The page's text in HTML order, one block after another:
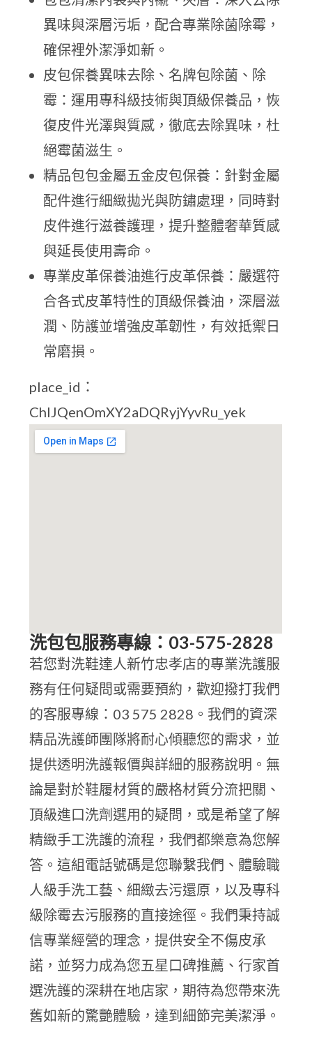
異味與深層污垢，配合專業除菌除霉，
確保裡外潔淨如新。
皮包保養異味去除、名牌包除菌、除
霉：運用專科級技術與頂級保養品，恢
復皮件光澤與質感，徹底去除異味，杜
絕霉菌滋生。
精品包包金屬五金皮包保養：針對金屬
配件進行細緻拋光與防鏽處理，同時對
皮件進行滋養護理，提升整體奢華質感
與延長使用壽命。
專業皮革保養油進行皮革保養：嚴選符
合各式皮革特性的頂級保養油，深層滋
潤、防護並增強皮革韌性，有效抵禦日
常磨損。
place_id：
ChIJQenOmXY2aDQRyjYyvRu_yek
洗包包服務專線：03-575-2828
若您對洗鞋達人新竹忠孝店的專業洗護服
務有任何疑問或需要預約，歡迎撥打我們
的客服專線：03 575 2828。我們的資深
精品洗護師團隊將耐心傾聽您的需求，並
提供透明洗護報價與詳細的服務說明。無
論是對於鞋履材質的嚴格材質分流把關、
頂級進口洗劑選用的疑問，或是希望了解
精緻手工洗護的流程，我們都樂意為您解
答。這組電話號碼是您聯繫我們、體驗職
人級手洗工藝、細緻去污還原，以及專科
級除霉去污服務的直接途徑。我們秉持誠
信專業經營的理念，提供安全不傷皮承
諾，並努力成為您五星口碑推薦、行家首
選洗護的深耕在地店家，期待為您帶來洗
舊如新的驚艷體驗，達到細節完美潔淨。